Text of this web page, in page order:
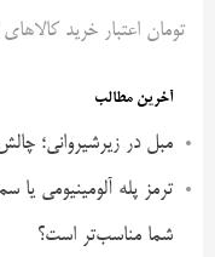
تومان اعتبار خرید
آخرین مطالب
مبل در زیرشیروانی؛
ترمز پله آلومینیومی یا
شما مناسب‌تر است؟